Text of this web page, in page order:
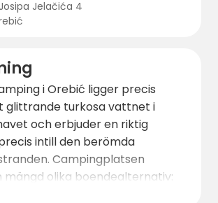
Jelačića 4
i Orebić ligger precis
glittrande turkosa vattnet i
och erbjuder en riktig
intill den berömda
Campingplatsen
mängd olika boendealternativ:
campingplatser - för tält,